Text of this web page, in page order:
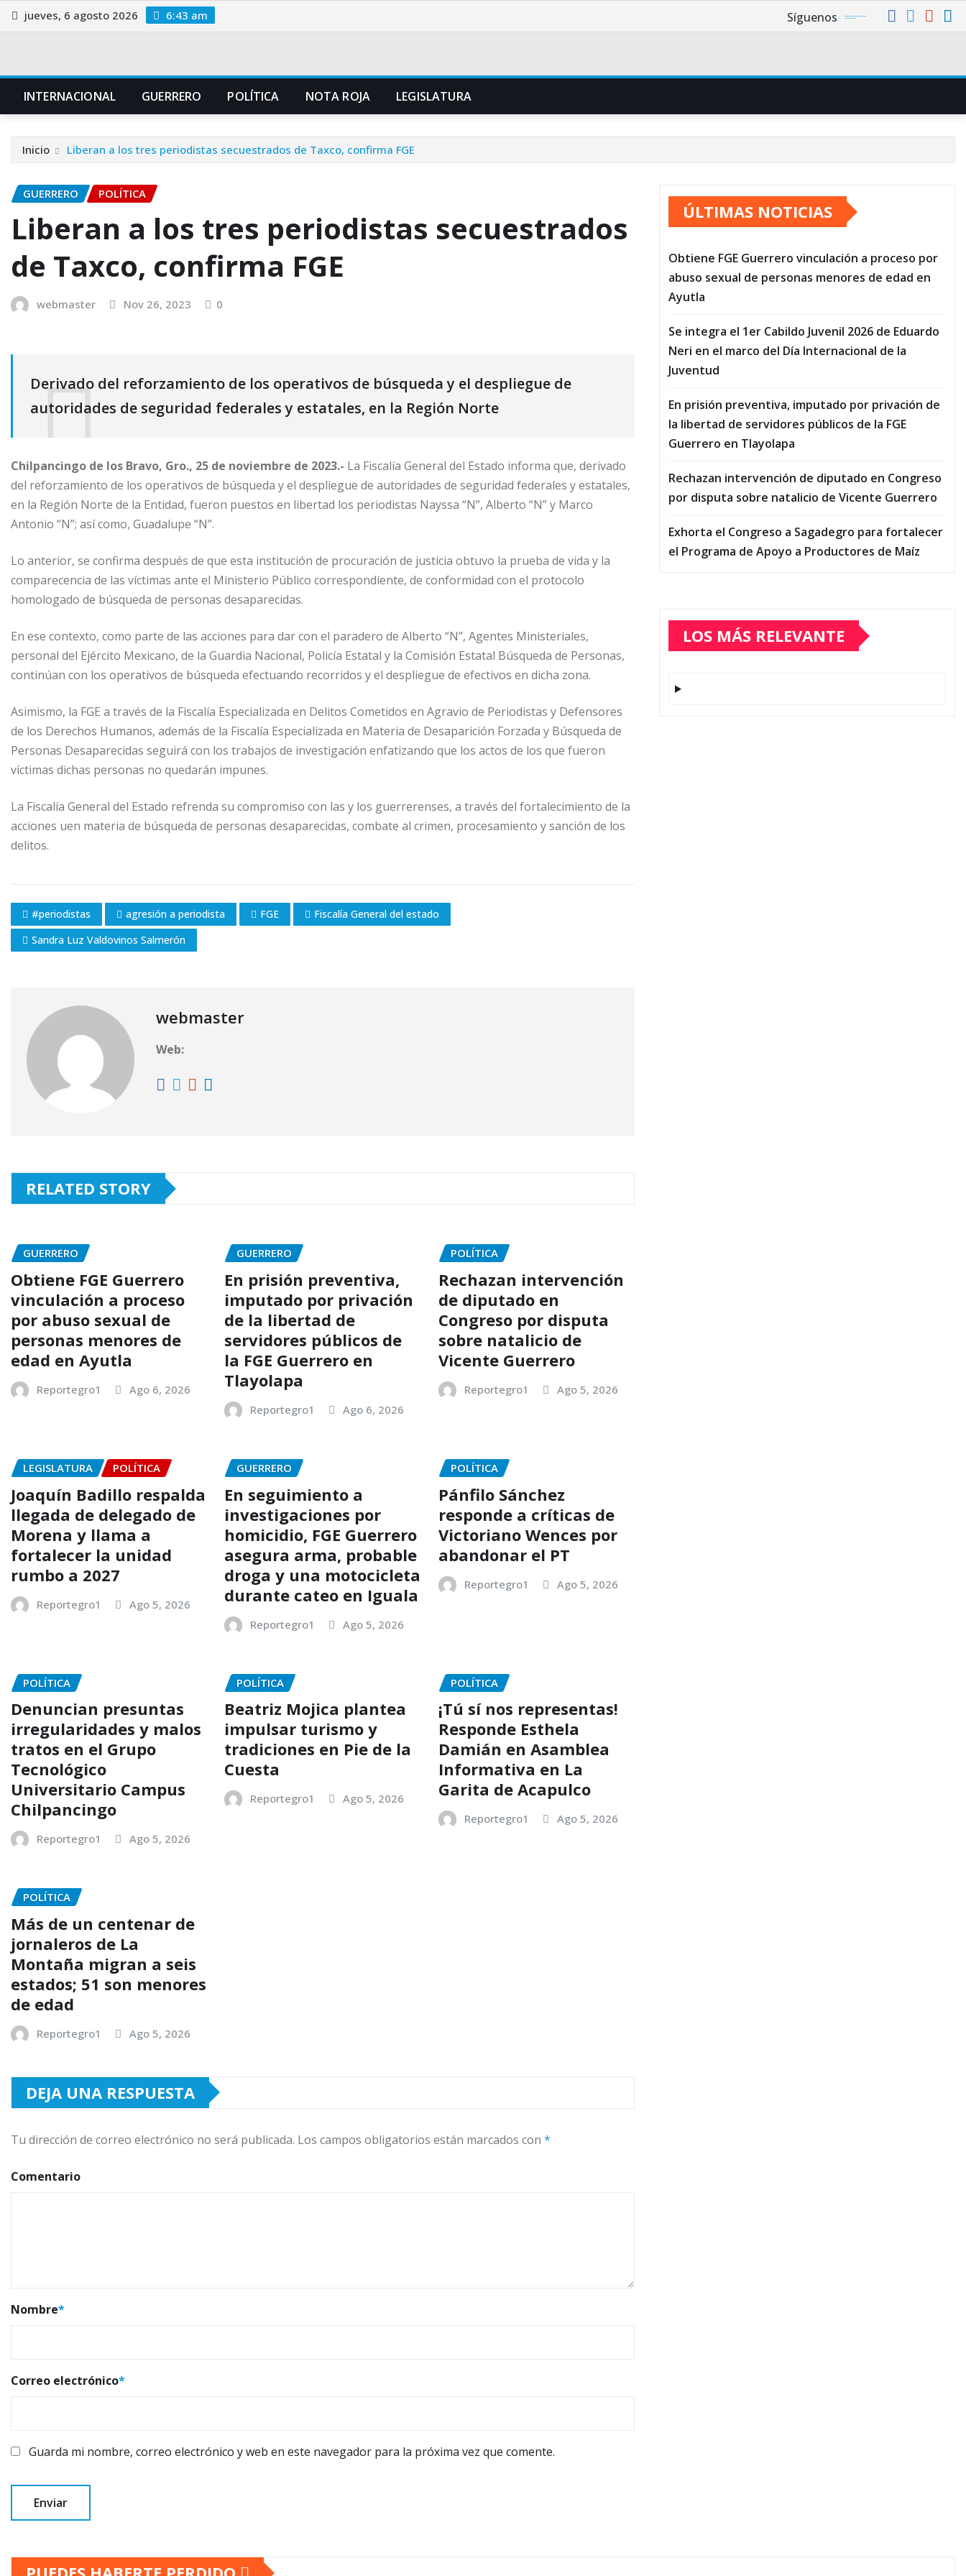
Saltar
al
jueves, 6 agosto 2026 6:43 am Síguenos
INTERNACIONAL GUERRERO POLÍTICA NOTA ROJA LEGISLATURA
Inicio Liberan a los tres periodistas secuestrados de Taxco, confirma FGE
GUERRERO POLÍTICA
Liberan a los tres periodistas secuestrados
de Taxco, confirma FGE
webmaster Nov 26, 2023 0
Derivado del reforzamiento de los operativos de búsqueda y el despliegue de
autoridades de seguridad federales y estatales, en la Región Norte
Chilpancingo de los Bravo, Gro., 25 de noviembre de 2023.- La Fiscalía General del Estado informa que, derivado
del reforzamiento de los operativos de búsqueda y el despliegue de autoridades de seguridad federales y estatales,
en la Región Norte de la Entidad, fueron puestos en libertad los periodistas Nayssa “N”, Alberto “N” y Marco
Antonio “N”; así como, Guadalupe “N”.
Lo anterior, se confirma después de que esta institución de procuración de justicia obtuvo la prueba de vida y la
comparecencia de las víctimas ante el Ministerio Público correspondiente, de conformidad con el protocolo
homologado de búsqueda de personas desaparecidas.
En ese contexto, como parte de las acciones para dar con el paradero de Alberto “N”, Agentes Ministeriales,
personal del Ejército Mexicano, de la Guardia Nacional, Policía Estatal y la Comisión Estatal Búsqueda de Personas,
continúan con los operativos de búsqueda efectuando recorridos y el despliegue de efectivos en dicha zona.
Asimismo, la FGE a través de la Fiscalía Especializada en Delitos Cometidos en Agravio de Periodistas y Defensores
de los Derechos Humanos, además de la Fiscalía Especializada en Materia de Desaparición Forzada y Búsqueda de
Personas Desaparecidas seguirá con los trabajos de investigación enfatizando que los actos de los que fueron
víctimas dichas personas no quedarán impunes.
La Fiscalía General del Estado refrenda su compromiso con las y los guerrerenses, a través del fortalecimiento de la
acciones uen materia de búsqueda de personas desaparecidas, combate al crimen, procesamiento y sanción de los
delitos.
#periodistas agresión a periodista FGE
Fiscalía General del estado
Sandra Luz Valdovinos Salmerón
webmaster
Web:
RELATED STORY
GUERRERO
Obtiene FGE Guerrero
vinculación a proceso
por abuso sexual de
personas menores de
edad en Ayutla
Reportegro1 Ago 6, 2026
GUERRERO
En prisión preventiva,
imputado por privación
de la libertad de
servidores públicos de
la FGE Guerrero en
Tlayolapa
Reportegro1 Ago 6, 2026
POLÍTICA
Rechazan intervención
de diputado en
Congreso por disputa
sobre natalicio de
Vicente Guerrero
Reportegro1 Ago 5, 2026
LEGISLATURA POLÍTICA
Joaquín Badillo respalda
llegada de delegado de
Morena y llama a
fortalecer la unidad
rumbo a 2027
Reportegro1 Ago 5, 2026
GUERRERO
En seguimiento a
investigaciones por
homicidio, FGE Guerrero
asegura arma, probable
droga y una motocicleta
durante cateo en Iguala
Reportegro1 Ago 5, 2026
POLÍTICA
Pánfilo Sánchez
responde a críticas de
Victoriano Wences por
abandonar el PT
Reportegro1 Ago 5, 2026
POLÍTICA
Denuncian presuntas
irregularidades y malos
tratos en el Grupo
Tecnológico
Universitario Campus
Chilpancingo
Reportegro1 Ago 5, 2026
POLÍTICA
Beatriz Mojica plantea
impulsar turismo y
tradiciones en Pie de la
Cuesta
Reportegro1 Ago 5, 2026
POLÍTICA
¡Tú sí nos representas!
Responde Esthela
Damián en Asamblea
Informativa en La
Garita de Acapulco
Reportegro1 Ago 5, 2026
POLÍTICA
Más de un centenar de
jornaleros de La
Montaña migran a seis
estados; 51 son menores
de edad
Reportegro1 Ago 5, 2026
DEJA UNA RESPUESTA
Tu dirección de correo electrónico no será publicada. Los campos obligatorios están marcados con *
Comentario
Nombre*
Correo electrónico*
Guarda mi nombre, correo electrónico y web en este navegador para la próxima vez que comente.
ÚLTIMAS NOTICIAS
Obtiene FGE Guerrero vinculación a proceso por
abuso sexual de personas menores de edad en
Ayutla
Se integra el 1er Cabildo Juvenil 2026 de Eduardo
Neri en el marco del Día Internacional de la
Juventud
En prisión preventiva, imputado por privación de
la libertad de servidores públicos de la FGE
Guerrero en Tlayolapa
Rechazan intervención de diputado en Congreso
por disputa sobre natalicio de Vicente Guerrero
Exhorta el Congreso a Sagadegro para fortalecer
el Programa de Apoyo a Productores de Maíz
LOS MÁS RELEVANTE